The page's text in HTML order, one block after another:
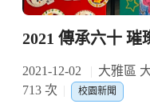
2021 傳承六十
2021-12-02 大雅區
713 次
校園新聞